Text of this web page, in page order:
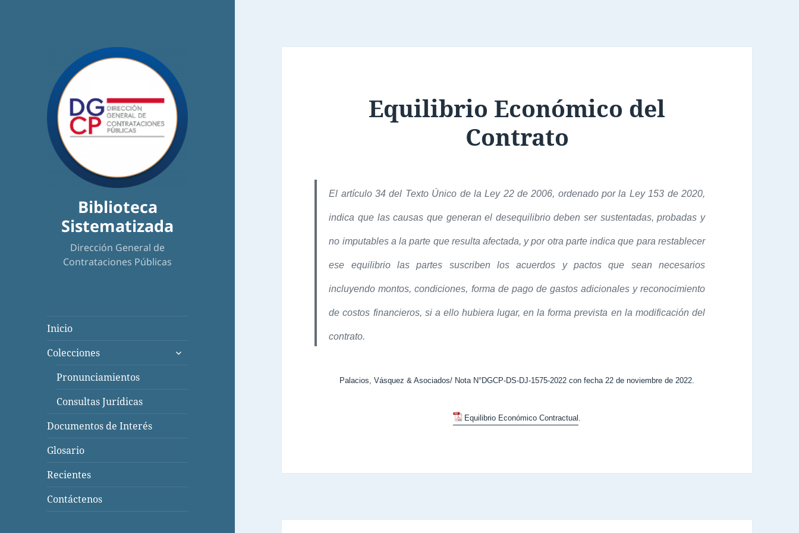
Biblioteca
Sistematizada
Dirección General de
Contrataciones Públicas
Inicio
Colecciones
expande
Pronunciamientos
Consultas Jurídicas
Documentos de Interés
Glosario
Recientes
Contáctenos
Equilibrio Económico del
Contrato
El artículo 34 del Texto Único de la Ley 22 de 2006, ordenado por la Ley 153 de 2020,
indica que las causas que generan el desequilibrio deben ser sustentadas, probadas y
no imputables a la parte que resulta afectada, y por otra parte indica que para restablecer
ese equilibrio las partes suscriben los acuerdos y pactos que sean necesarios
incluyendo montos, condiciones, forma de pago de gastos adicionales y reconocimiento
de costos financieros, si a ello hubiera lugar, en la forma prevista en la modificación del
contrato.
Palacios, Vásquez & Asociados/ Nota N°DGCP-DS-DJ-1575-2022 con fecha 22 de noviembre de 2022.
Equilibrio Económico Contractual .